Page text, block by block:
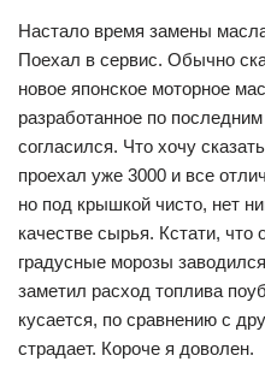
Настало время замены
Поехал в сервис. Обычно
новое японское моторное
разработанное по
согласился. Что хочу
проехал уже 3000 и все
но под крышкой чисто, нет
качестве сырья. Кстати, что
градусные морозы
заметил расход топлива
кусается, по сравнению с
страдает. Короче я доволен.